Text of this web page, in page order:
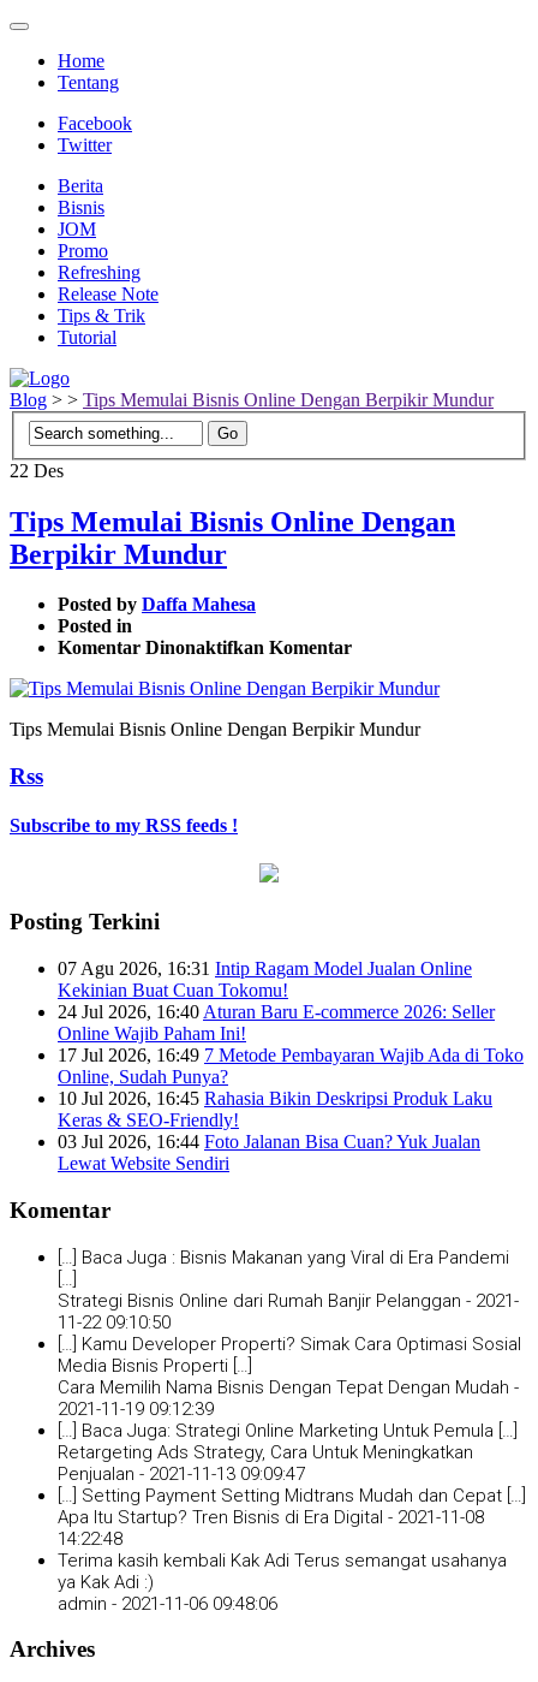
Home
Tentang
Facebook
Twitter
Berita
Bisnis
JOM
Promo
Refreshing
Release Note
Tips & Trik
Tutorial
Blog > > Tips Memulai Bisnis Online Dengan Berpikir Mundur
22 Des
Tips Memulai Bisnis Online Dengan
Berpikir Mundur
Posted by Daffa Mahesa
Posted in
Komentar Dinonaktifkan pada
Memulai
Online
Komentar
Tips Memulai Bisnis Online Dengan Berpikir Mundur
Rss
Subscribe to my RSS feeds !
Posting Terkini
07 Agu 2026, 16:31 Intip Ragam Model Jualan Online
Kekinian Buat Cuan Tokomu!
24 Jul 2026, 16:40 Aturan Baru E-commerce 2026: Seller
Online Wajib Paham Ini!
17 Jul 2026, 16:49 7 Metode Pembayaran Wajib Ada di Toko
Online, Sudah Punya?
10 Jul 2026, 16:45 Rahasia Bikin Deskripsi Produk Laku
Keras & SEO-Friendly!
03 Jul 2026, 16:44 Foto Jalanan Bisa Cuan? Yuk Jualan
Lewat Website Sendiri
Komentar
[…] Baca Juga : Bisnis Makanan yang Viral di Era Pandemi
Strategi Bisnis Online dari Rumah Banjir Pelanggan - 2021-
11-22 09:10:50
[…] Kamu Developer Properti? Simak Cara Optimasi Sosial
Media Bisnis Properti […]
Cara Memilih Nama Bisnis Dengan Tepat Dengan Mudah -
2021-11-19 09:12:39
[…] Baca Juga: Strategi Online Marketing Untuk Pemula […]
Retargeting Ads Strategy, Cara Untuk Meningkatkan
Penjualan - 2021-11-13 09:09:47
[…] Setting Payment Setting Midtrans Mudah dan Cepat […]
Apa Itu Startup? Tren Bisnis di Era Digital - 2021-11-08
14:22:48
Terima kasih kembali Kak Adi Terus semangat usahanya
ya Kak Adi :)
admin - 2021-11-06 09:48:06
Archives